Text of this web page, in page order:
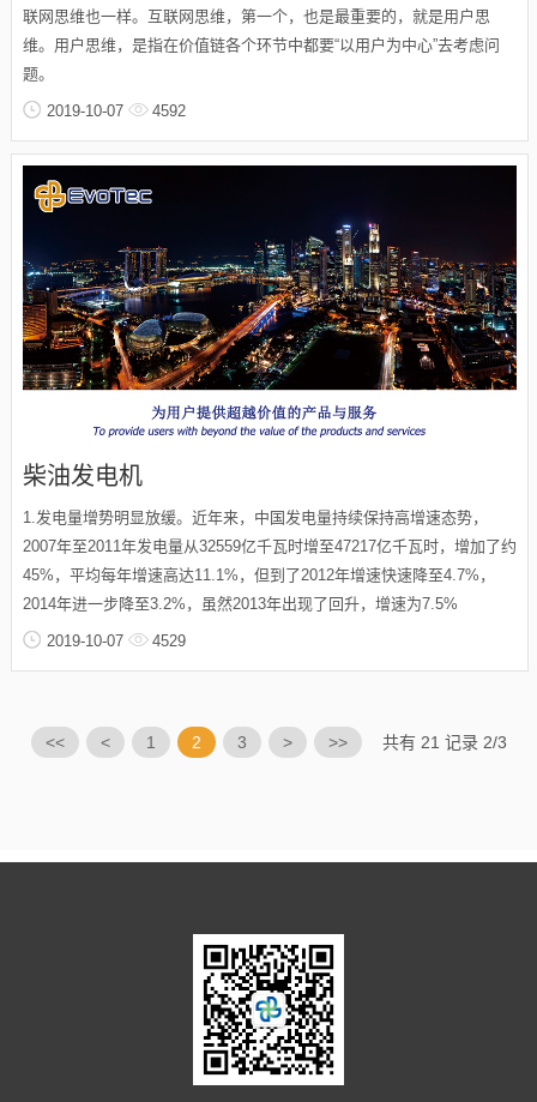
联网思维也一样。互联网思维，第一个，也是最重要的，就是用户思
维。用户思维，是指在价值链各个环节中都要“以用户为中心”去考虑问
题。
2019-10-07 4592
柴油发电机
1.发电量增势明显放缓。近年来，中国发电量持续保持高增速态势，
2007年至2011年发电量从32559亿千瓦时增至47217亿千瓦时，增加了约
45%，平均每年增速高达11.1%，但到了2012年增速快速降至4.7%，
2014年进一步降至3.2%，虽然2013年出现了回升，增速为7.5%
2019-10-07 4529
<< < 1 2 3 > >> 共有 21 记录 2/3